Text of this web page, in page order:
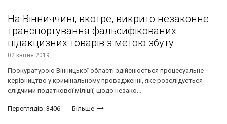
На Вінниччині, вкотре, викрито незаконне
транспортування фальсифікованих
підакцизних товарів з метою збуту
02 квітня 2019
Прокуратурою Вінницької області здійснюється процесуальне
керівництво у кримінальному провадженні, яке розслідується
слідчими податкової міліції, щодо незако...
Переглядів: 3406 Більше